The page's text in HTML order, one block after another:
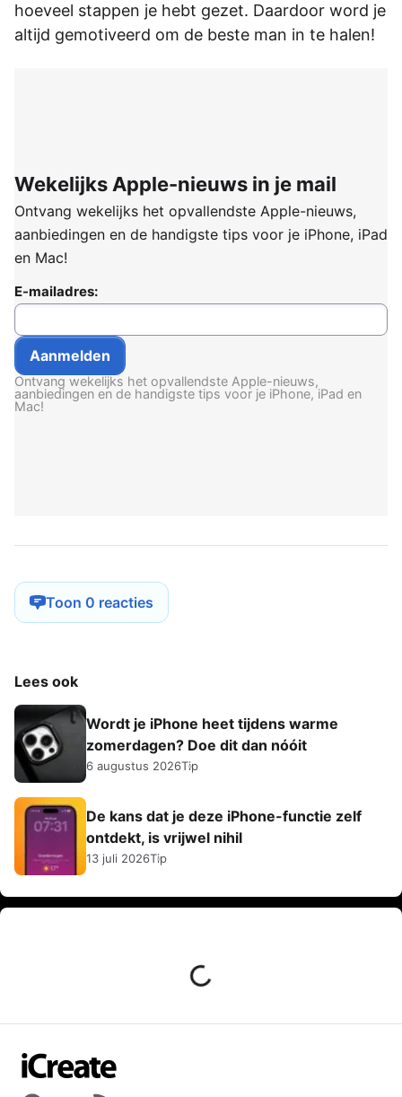
hoeveel stappen je hebt gezet. Daardoor word je
altijd gemotiveerd om de beste man in te halen!
Wekelijks Apple-nieuws in je mail
Ontvang wekelijks het opvallendste Apple-nieuws,
aanbiedingen en de handigste tips voor je iPhone, iPad
en Mac!
E-mailadres:
Ontvang wekelijks het opvallendste Apple-nieuws,
aanbiedingen en de handigste tips voor je iPhone, iPad en
Mac!
Toon 0 reacties
Lees ook
Wordt je iPhone heet tijdens warme
zomerdagen? Doe dit dan nóóit
6 augustus 2026Tip
De kans dat je deze iPhone-functie zelf
ontdekt, is vrijwel nihil
13 juli 2026Tip
VERGRENDELSCHERM
Auteur:
Laura 13 juli 2026